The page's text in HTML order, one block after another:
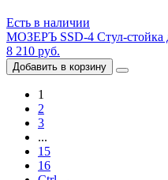
Есть в наличии
МОЗЕРЪ SSD-4 Стул-стойка
8 210 руб.
Добавить в корзину
1
2
3
...
15
16